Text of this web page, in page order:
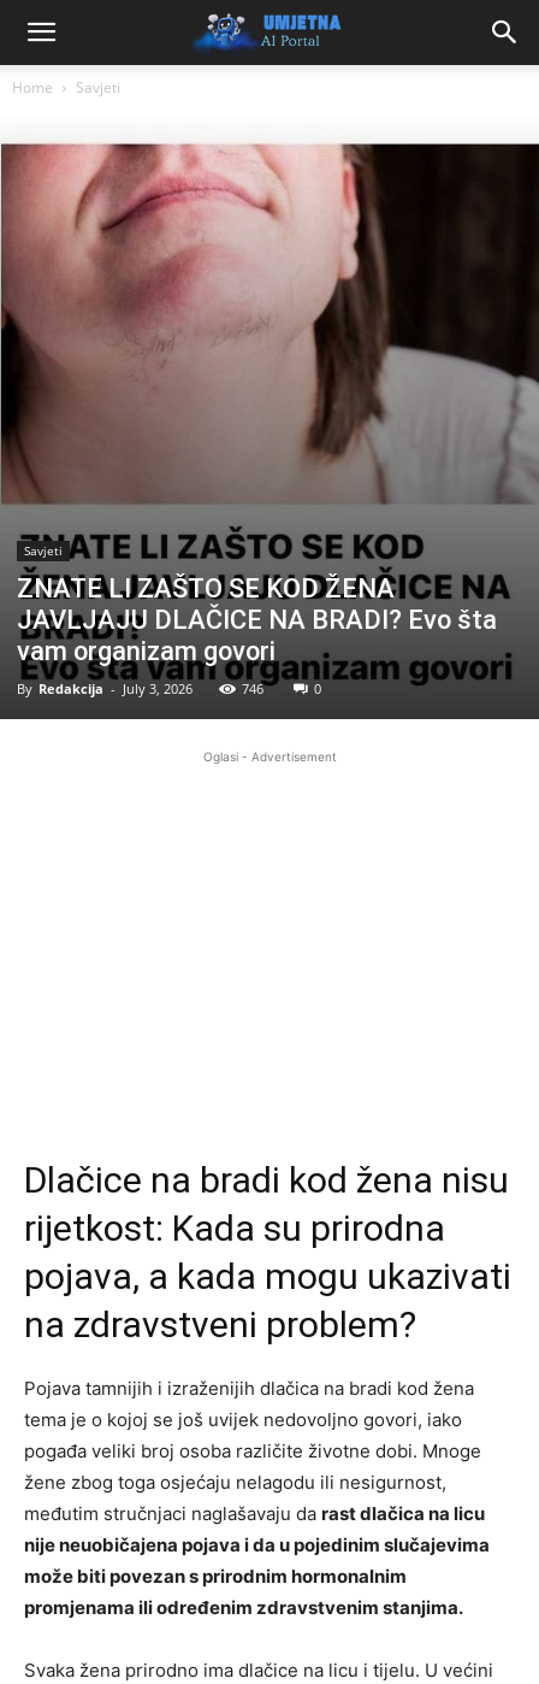
Home Savjeti
Savjeti
ZNATE LI ZAŠTO SE KOD ŽENA
JAVLJAJU DLAČICE NA BRADI? Evo šta
vam organizam govori
By Redakcija - July 3, 2026 746 0
Oglasi - Advertisement
Dlačice na bradi kod žena nisu
rijetkost: Kada su prirodna
pojava, a kada mogu ukazivati
na zdravstveni problem?
Pojava tamnijih i izraženijih dlačica na bradi kod žena
tema je o kojoj se još uvijek nedovoljno govori, iako
pogađa veliki broj osoba različite životne dobi. Mnoge
žene zbog toga osjećaju nelagodu ili nesigurnost,
međutim stručnjaci naglašavaju da rast dlačica na licu
nije neuobičajena pojava i da u pojedinim slučajevima
može biti povezan s prirodnim hormonalnim
promjenama ili određenim zdravstvenim stanjima.
Svaka žena prirodno ima dlačice na licu i tijelu. U većini